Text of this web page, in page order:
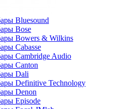
Bluesound
Bose
Bowers & Wilkins
Cabasse
Cambridge Audio
Canton
Dali
Definitive Technology
Denon
Episode